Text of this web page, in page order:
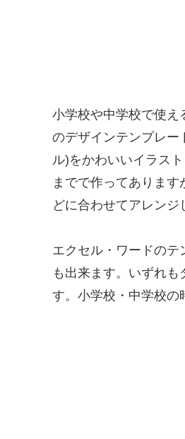
小学校や中学校で使え
のデザインテンプレー
ル)をかわいいイラス
までで作ってありま
どに合わせてアレンジ
エクセル・ワードのテ
も出来ます。いずれ
す。小学校・中学校の